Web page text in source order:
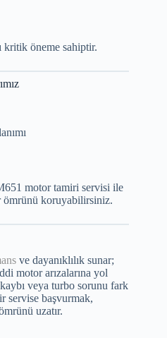
kritik öneme sahiptir.
motor tamiri servisi ile
ömrünü koruyabilirsiniz.
ve dayanıklılık sunar;
motor arızalarına yol
kaybı veya turbo sorunu fark
servise başvurmak,
uzatır.